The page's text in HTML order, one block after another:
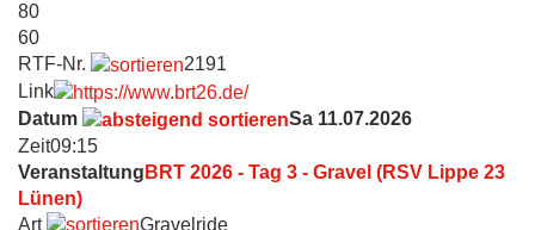
80
60
RTF-Nr.
2191
Link
Datum
Sa 11.07.2026
Zeit09:15
Veranstaltung BRT 2026 - Tag 3 - Gravel (RSV Lippe 23
Lünen)
Art
Gravelride